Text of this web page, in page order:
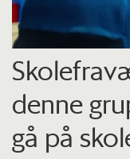
denne
gå på